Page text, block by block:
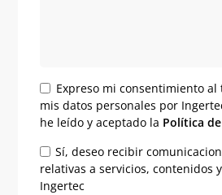
Expreso mi consentimiento
mis datos personales por
he leído y aceptado la Política
Sí, deseo recibir
relativas a servicios, contenidos
Ingertec